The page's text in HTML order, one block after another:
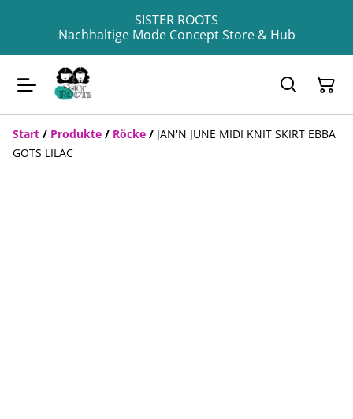
SISTER ROOTS
Nachhaltige Mode Concept Store & Hub
Start / Produkte / Röcke / JAN'N JUNE MIDI KNIT SKIRT EBBA
GOTS LILAC